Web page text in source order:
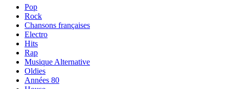
Pop
Rock
Chansons françaises
Electro
Hits
Rap
Musique Alternative
Oldies
Années 80